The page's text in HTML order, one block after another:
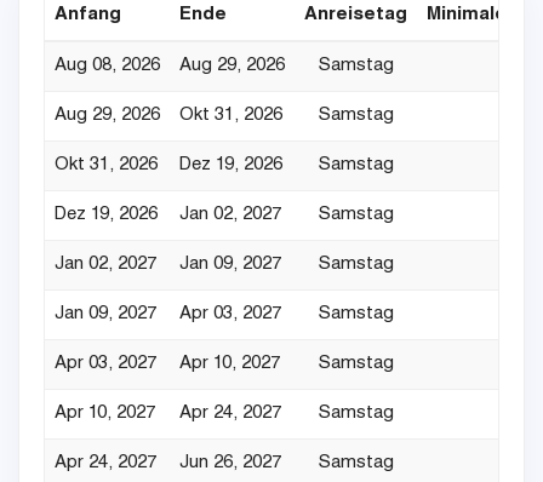
Anfang Ende Anreisetag Minimaler
Aug 08, 2026 Aug 29, 2026 Samstag
Aug 29, 2026 Okt 31, 2026 Samstag
Okt 31, 2026 Dez 19, 2026 Samstag
Dez 19, 2026 Jan 02, 2027 Samstag
Jan 02, 2027 Jan 09, 2027 Samstag
Jan 09, 2027 Apr 03, 2027 Samstag
Apr 03, 2027 Apr 10, 2027 Samstag
Apr 10, 2027 Apr 24, 2027 Samstag
Apr 24, 2027 Jun 26, 2027 Samstag